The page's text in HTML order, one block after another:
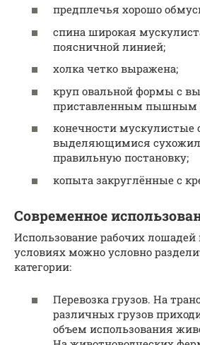
предплечья хорошо
спина широкая
поясничной линией;
холка четко выражена;
круп овальной формы с
приставленным пышным
конечности мускулистые
выделяющимися
правильную постановку;
копыта закруглённые с
Современное
Использование рабочих
условиях можно условно
категории:
Перевозка грузов. На
различных грузов
объем использования